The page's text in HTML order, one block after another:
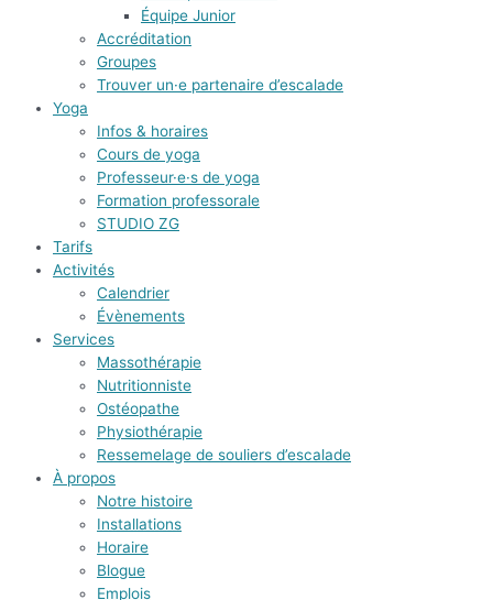
Équipe Junior
Accréditation
Groupes
Trouver un·e partenaire d’escalade
Yoga
Infos & horaires
Cours de yoga
Professeur·e·s de yoga
Formation professorale
STUDIO ZG
Tarifs
Activités
Calendrier
Évènements
Services
Massothérapie
Nutritionniste
Ostéopathe
Physiothérapie
Ressemelage de souliers d’escalade
À propos
Notre histoire
Installations
Horaire
Blogue
Emplois